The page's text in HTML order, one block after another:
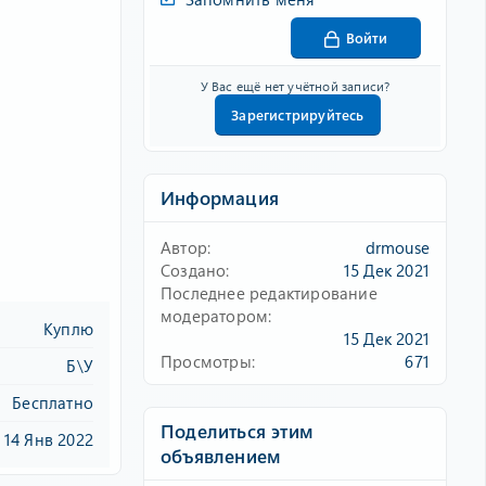
Куплю
Б\У
Бесплатно
14 Янв 2022
Войти
У Вас ещё нет учётной записи?
Зарегистрируйтесь
Информация
Автор
drmouse
Создано
15 Дек 2021
Последнее редактирование
модератором
15 Дек 2021
Просмотры
671
Поделиться этим
объявлением